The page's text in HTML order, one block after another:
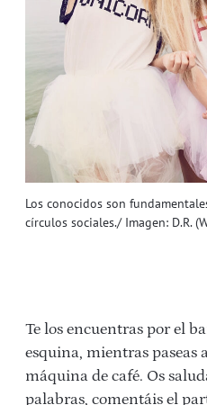
Los conocidos son
círculos sociales./ Imagen: D.R.
Te los encuentras por el
esquina, mientras paseas
máquina de café. Os
palabras, comentáis el